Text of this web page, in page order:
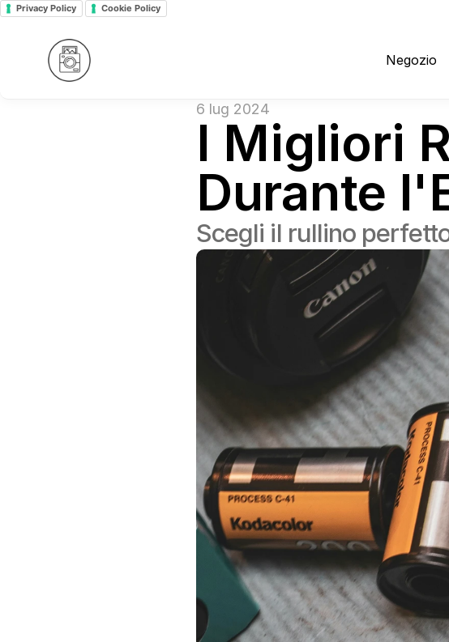
Privacy Policy Cookie Policy
Negozio
6 lug 2024
I Migliori
Durante
Scegli il rullino